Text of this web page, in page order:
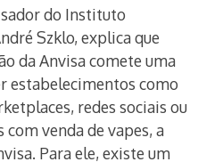
do Instituto
Szklo, explica que
da Anvisa comete uma
estabelecimentos como
redes sociais ou
venda de vapes, a
Para ele, existe um